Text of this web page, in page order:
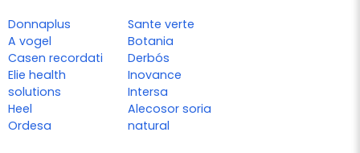
Donnaplus
A vogel
Casen recordati
Elie health
solutions
Heel
Ordesa
Sante verte
Botania
Derbós
Inovance
Intersa
Alecosor soria
natural